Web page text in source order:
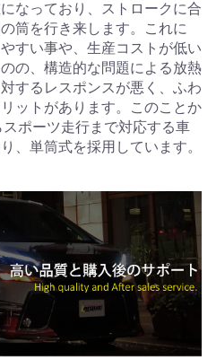
なっており、ストロークに合
筒を行き来します。これに
すい事や、生産コストが低い
の、構造的な問題による放熱
するレスポンスが悪く、ふわ
ットがあります。このことか
ポーツ走行まで対応する車
、単筒式を採用しています。